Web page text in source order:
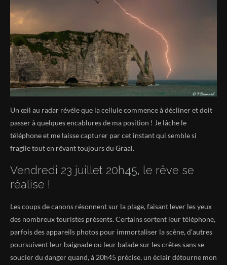
Un œil au radar révèle que la cellule commence à décliner et doit
passer à quelques encablures de ma position ! Je lâche le
téléphone et me laisse capturer par cet instant qui semble si
fragile tout en rêvant toujours du Graal.
Vendredi 23 juillet 20h45, le rêve se
réalise !
Les coups de canons résonnent sur la plage, faisant lever les yeux
des nombreux touristes présents. Certains sortent leur téléphone,
parfois des appareils photos pour immortaliser la scène, d’autres
poursuivent leur baignade ou leur balade sur les crêtes sans se
soucier du danger quand, à 20h45 précise, un éclair détourne mon